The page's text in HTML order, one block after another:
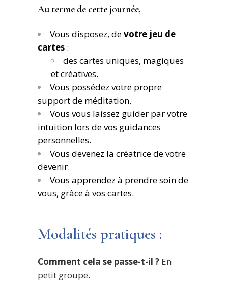
Au terme de cette journée,
Vous disposez, devotre jeu de
cartes :
des cartes uniques, magiques
et créatives.
Vous possédez votre propre
support de méditation.
Vous vous laissez guider par votre
intuition lors de vos guidances
personnelles.
Vous devenez la créatrice de votre
devenir.
Vous apprendez à prendre soin de
vous, grâce à vos cartes.
Modalités pratiques :
Comment cela se passe-t-il ? En
petit groupe.